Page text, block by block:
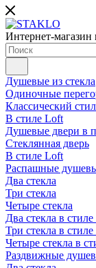
Интернет-магазин
Душевые из стекла
Одиночные
Классический
В стиле Loft
Душевые двери в
Стеклянная дверь
В стиле Loft
Распашные
Два стекла
Три стекла
Четыре стекла
Два стекла в
Три стекла в
Четыре стекла в
Раздвижные